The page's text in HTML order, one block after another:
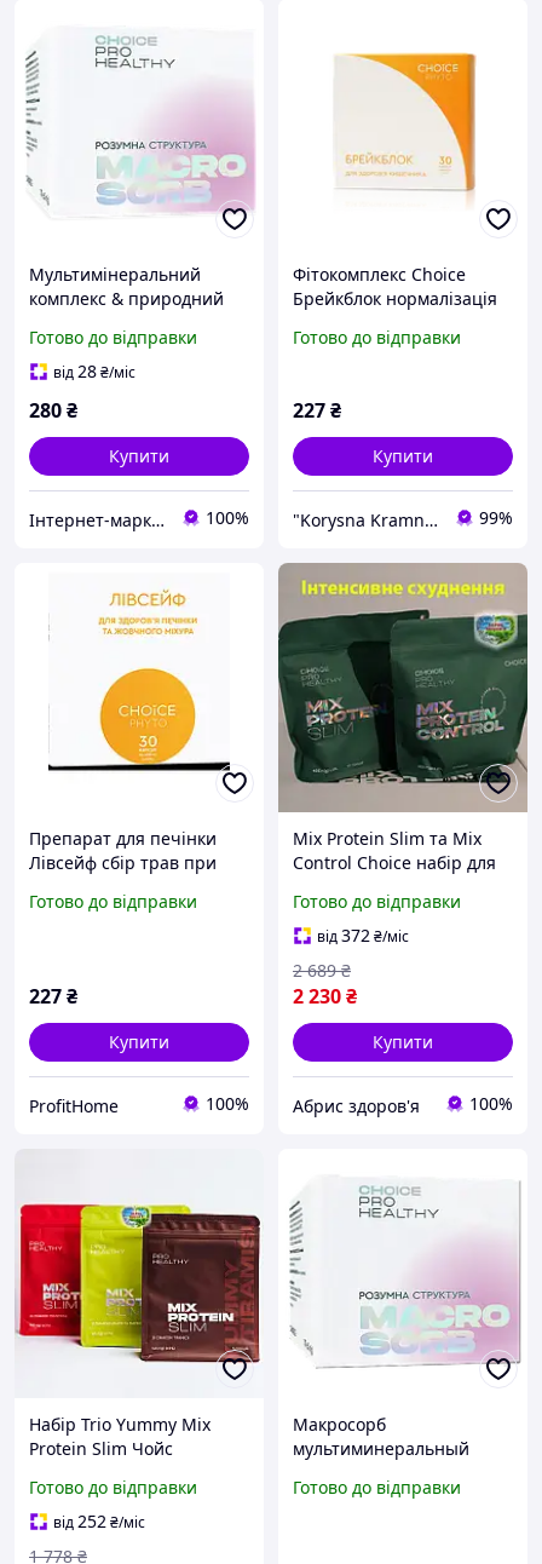
Мультимінеральний
комплекс & природний
70 г
Готово до відправки
від28₴/міс
280₴
Купити
Інтернет-маркет "БіоЖиття" 100%
Фітокомплекс Choice
Брейкблок нормалізація
капсул
Готово до відправки
227₴
Купити
"Korysna Kramnytsya": Магазин натуральних продуктів та органічної косметики! 99%
Препарат для печінки
Лівсейф сбір трав при
печінки, жовчогінний,
Готово до відправки
227₴
Купити
ProfitHome 100%
Mix Protein Slim та Mix
Control Choice набір для
протеїновий Чойс Мікс
Протеін Контрол Слім
Готово до відправки
від372₴/міс
2 230₴
2 689 ₴
Купити
Абрис здоров'я 100%
Набір Trio Yummy Mix
Protein Slim Чойс
Choice коктейль Чойс для
схуднення Tropic Тропік
Полуниця Тірамісу
Готово до відправки
від252₴/міс
1 778 ₴
Макросорб
мультиминеральный
сорбент 70 г CHOICE
Готово до відправки